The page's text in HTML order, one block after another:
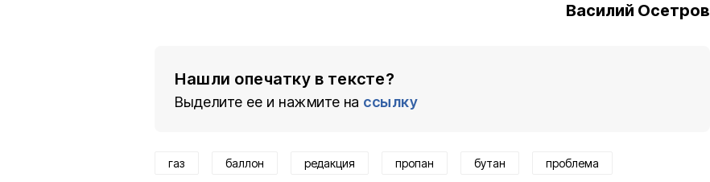
Василий Осетров
Нашли опечатку в тексте?
Выделите ее и нажмите на ссылку
газ баллон редакция пропан бутан проблема